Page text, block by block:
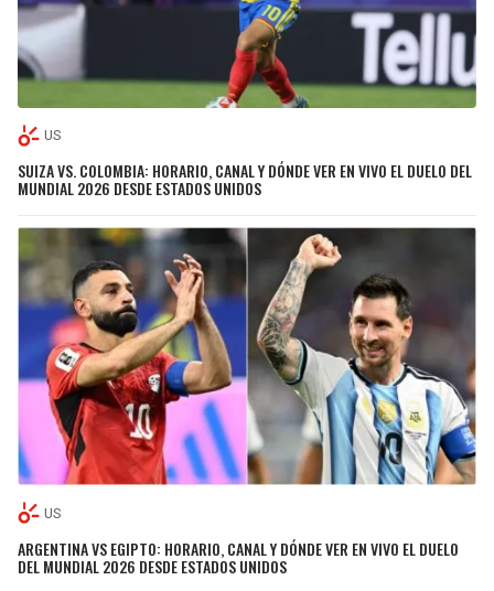
US
SUIZA VS. COLOMBIA: HORARIO, CANAL Y DÓNDE VER EN VIVO EL DUELO DEL
MUNDIAL 2026 DESDE ESTADOS UNIDOS
US
ARGENTINA VS EGIPTO: HORARIO, CANAL Y DÓNDE VER EN VIVO EL DUELO
DEL MUNDIAL 2026 DESDE ESTADOS UNIDOS